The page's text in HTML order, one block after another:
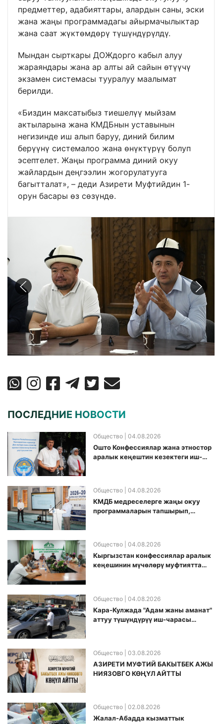
предметтер, адабияттары, алардын саны, эски
жана жаңы программадагы айырмачылыктар
жана саат жүктөмдөрү түшүндүрүлдү.
Мындан сырткары ДОЖдорго кабыл алуу
жараяндары жана ар алты ай сайын өтүүчү
экзамен системасы тууралуу маалымат
берилди.
«Биздин максатыбыз тиешелүү мыйзам
актыларына жана КМДБнын уставынын
негизинде иш алып баруу, диний билим
берүүнү системалоо жана өнүктүрүү болуп
эсептелет. Жаңы программа диний окуу
жайлардын деңгээлин жогорулатууга
багытталат», – деди Азирети Муфтийдин 1-
орун басары өз сөзүндө.
ПОСЛЕДНИЕ НОВОСТИ
Общество | 04.08.2026
Ошто Конфессиялар жана этностор
аралык кеңештин кезектеги иш-
Общество | 04.08.2026
КМДБ медреселерге жаңы окуу
программаларын тапшырып,
Общество | 04.08.2026
Кыргызстан конфессиялар аралык
кеӊешинин мүчөлөрү муфтиятта
Общество | 04.08.2026
Кара-Кулжада "Адам жаны аманат"
аттуу түшүндүрүү иш-чарасы
Общество | 03.08.2026
АЗИРЕТИ МУФТИЙ БАКЫТБЕК АЖЫ
НИЯЗОВГО КӨҢҮЛ АЙТТЫ
Общество | 02.08.2026
Жалал-Абадда кызматтык